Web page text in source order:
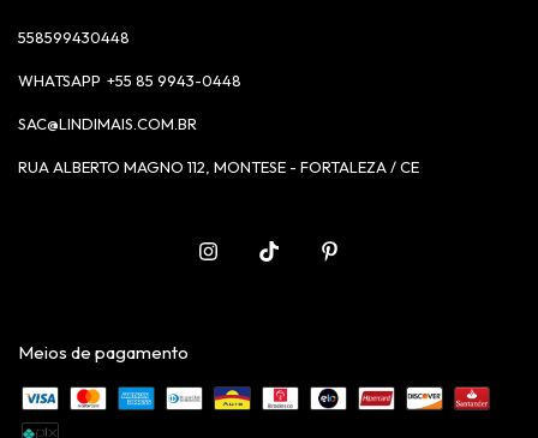
558599430448
+55 85 9943-0448
SAC@LINDIMAIS.COM.BR
RUA ALBERTO MAGNO 112, MONTESE - FORTALEZA / CE
Meios de pagamento